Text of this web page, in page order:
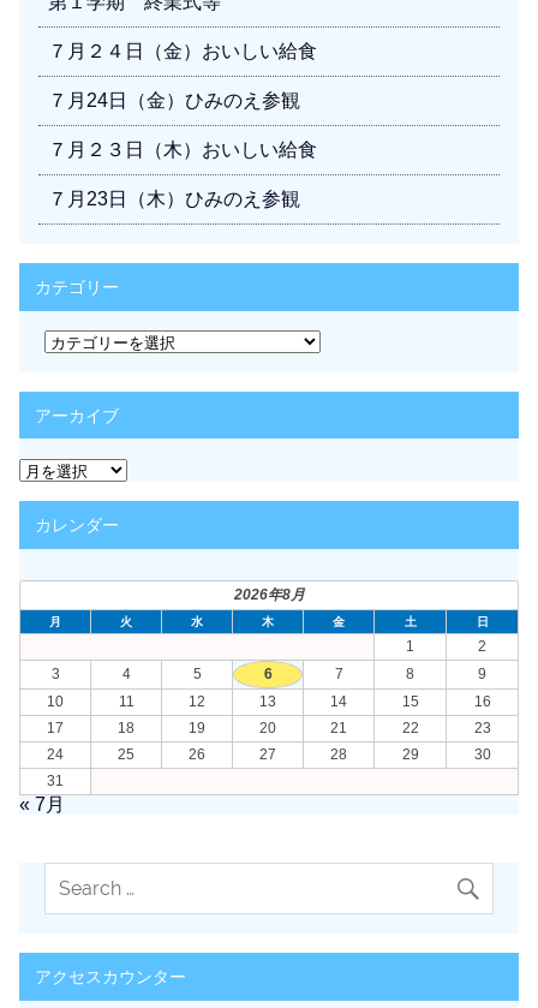
７月２４日（金）おいしい給食
７月24日（金）ひみのえ参観
７月２３日（木）おいしい給食
７月23日（木）ひみのえ参観
カテゴリー
カ
テ
リ
ー
アーカイブ
ア
ー
カ
イカレンダー
2026年8月
月 火 水 木 金 土 日
1
2
3
4 5 6 7 8
9
10
11 12 13 14 15
16
17
18 19 20 21 22
23
24
25 26 27 28 29
30
31
« 7月
アクセスカウンター